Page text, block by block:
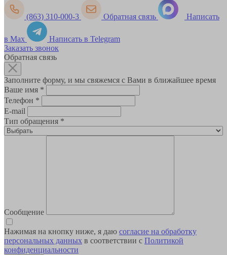
(863) 310-000-3 Обратная связь Написать
в Max
Написать в Telegram
Заказать звонок
Обратная связь
Заполните форму, и мы свяжемся с Вами в ближайшее время
Ваше имя *
Телефон *
E-mail
Тип обращения *
Сообщение
Нажимая на кнопку ниже, я даю согласие на обработку
персональных данных в соответствии с Политикой
конфиденциальности